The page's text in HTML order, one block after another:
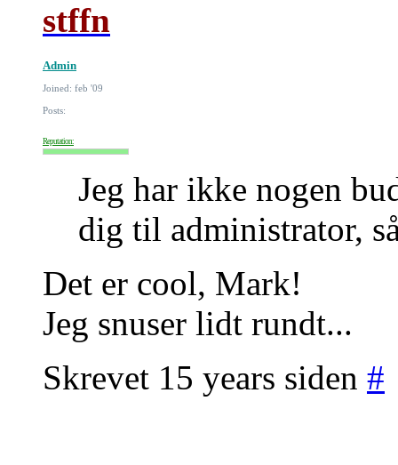
stffn
Admin
Joined: feb '09
Posts:
Reputation:
Jeg har ikke nogen
dig til administrator,
Det er cool, Mark!
Jeg snuser lidt rundt...
Skrevet 15 years siden #